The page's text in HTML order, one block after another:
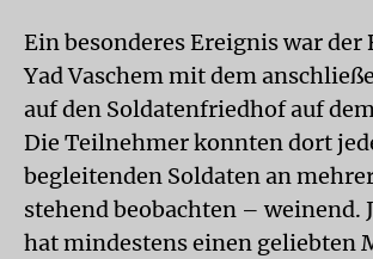
Ein besonderes Ereignis war der
Yad Vaschem mit dem
auf den Soldatenfriedhof auf
Die Teilnehmer konnten dort
begleitenden Soldaten an
stehend beobachten – weinend.
hat mindestens einen geliebten